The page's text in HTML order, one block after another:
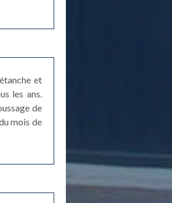
et
les ans.
de
mois de